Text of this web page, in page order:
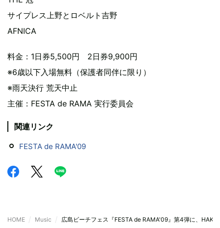
サイプレス上野とロベルト吉野
AFNICA
料金：1日券5,500円 2日券9,900円
※6歳以下入場無料（保護者同伴に限り）
※雨天決行 荒天中止
主催：FESTA de RAMA 実行委員会
関連リンク
FESTA de RAMA'09
HOME Music 広島ビーチフェス『FESTA de RAMA'09』第4弾に、